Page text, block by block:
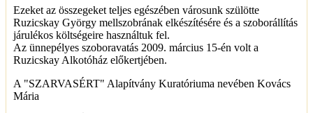
Ezeket az összegeket teljes egészében városunk szülötte
Ruzicskay György mellszobrának elkészítésére és a szoborállítás
járulékos költségeire használtuk fel.
Az ünnepélyes szoboravatás 2009. március 15-én volt a
Ruzicskay Alkotóház előkertjében.
A "SZARVASÉRT" Alapítvány Kuratóriuma nevében Kovács
Mária